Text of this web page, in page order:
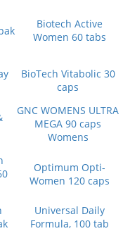
Biotech Active
Women 60 tabs
BioTech Vitabolic 30
caps
GNC WOMENS ULTRA
MEGA 90 caps
Womens
Optimum Opti-
Women 120 caps
Universal Daily
Formula, 100 tab